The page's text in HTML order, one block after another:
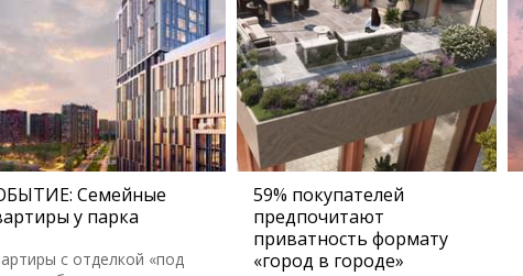
Семейные
у парка
с отделкой «под
59% покупателей
предпочитают
приватность формату
«город в городе»